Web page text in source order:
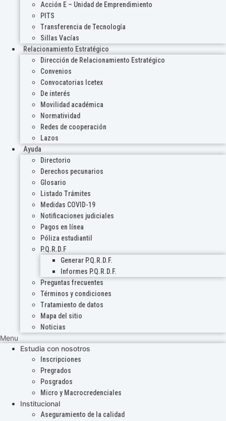
Acción E – Unidad de Emprendimiento
PITS
Transferencia de Tecnología
Sillas Vacías
Relacionamiento Estratégico
Dirección de Relacionamiento Estratégico
Convenios
Convocatorias Icetex
De interés
Movilidad académica
Normatividad
Redes de cooperación
Lazos
Ayuda
Directorio
Derechos pecunarios
Glosario
Listado Trámites
Medidas COVID-19
Notificaciones judiciales
Pagos en línea
Póliza estudiantil
P.Q.R.D.F
Generar P.Q.R.D.F.
Informes P.Q.R.D.F.
Preguntas frecuentes
Términos y condiciones
Tratamiento de datos
Mapa del sitio
Noticias
Menu
Estudia con nosotros
Inscripciones
Pregrados
Posgrados
Micro y Macrocredenciales
Institucional
Aseguramiento de la calidad